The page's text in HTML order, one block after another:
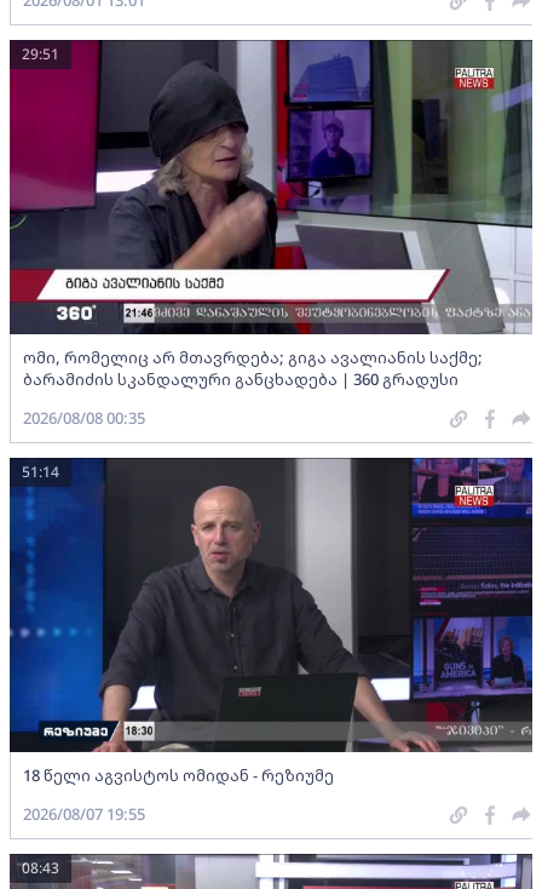
ომი, რომელიც არ მთავრდება; გიგა ავალიანის საქმე;
ბარამიძის სკანდალური განცხადება | 360 გრადუსი
29:51
2026/08/08 00:35
18 წელი აგვისტოს ომიდან - რეზიუმე
51:14
2026/08/07 19:55
08:43